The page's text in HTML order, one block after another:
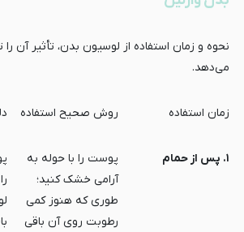
نحوه و زمان استفاده از لوسیون بدن، تأثیر آن را
می‌دهد.
زمان استفاده روش صحیح استفاده
۱. پس از حمام
پوست را با حوله به
آرامی خشک کنید؛
طوری که هنوز کمی
رطوبت روی آن باقی